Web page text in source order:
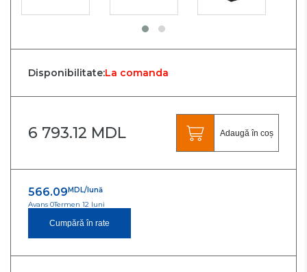
Disponibilitate:La comanda
6 793.12 MDL Adaugă în coș
566.09 MDL/lună
Avans 0Termen 12 luni
Cumpără în rate